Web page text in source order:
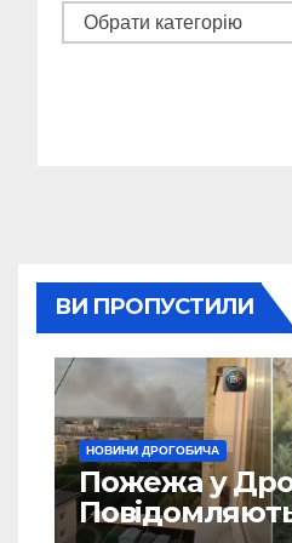
Категорії
ВИ ПРОПУСТИЛИ
НОВИНИ ДРОГОБИЧА
Пожежа у